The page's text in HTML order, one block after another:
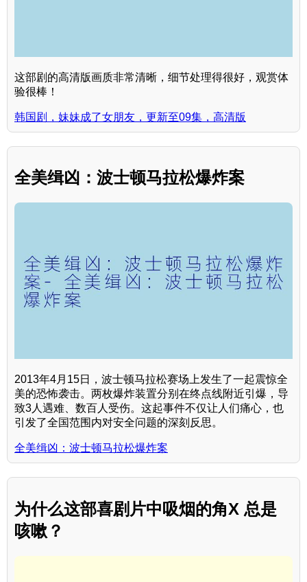
这部剧的高清版画质非常清晰，细节处理得很好，观赏体
验很棒！
韩国剧，妹妹成了女朋友，更新至09集，高清版
全美缉凶：波士顿马拉松爆炸案
2013年4月15日，波士顿马拉松赛场上发生了一起震惊全
美的恐怖袭击。两枚爆炸装置分别在终点线附近引爆，导
致3人遇难、数百人受伤。这起事件不仅让人们痛心，也
引发了全国范围内对安全问题的深刻反思。
全美缉凶：波士顿马拉松爆炸案
为什么这部喜剧片中吸烟的角X 总是
咳嗽？